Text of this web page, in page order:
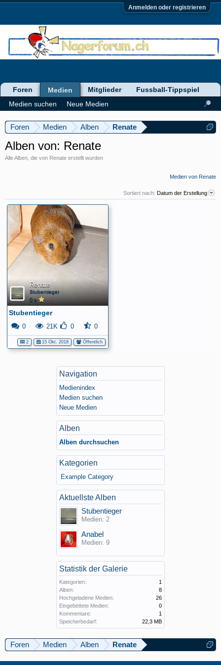
Anmelden oder registrieren
Foren Medien Alben Renate
Alben von: Renate
Alle Alben, die von Renate erstellt wurden
Medien von Renate
Sortiert nach: Datum der Erstellung
Renate
Stubentieger
0 x
Stubentieger
0 21K 0 0
2 15 Okt. 2018 Öffentlich
Navigation
Medienindex
Medien suchen
Neue Medien
Alben
Alben durchsuchen
Kategorien
Example Category
Aktuellste Alben
Stubentieger
Medien: 2
Anabel
Medien: 9
Statistik der Galerie
Kategorien:
1
Alben:
8
Hochgeladene Medien:
26
Eingebettete Medien:
0
Kommentare:
1
Speicherbedarf:
22,3 MB
Foren Medien Alben Renate
Foren
Medien
Medien suchen
Neue Medien
Mitglieder Fussball-Tippspiel